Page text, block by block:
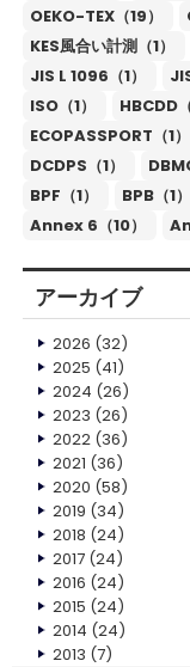
OEKO-TEX（19）
KES風合い計測（1）
JIS L 1096（1）
ISO（1）
HBCDD（
ECOPASSPORT（1）
DCDPS（1）
BPF（1）
BPB（1）
Annex 6（10）
アーカイブ
2026 (32)
2025 (41)
2024 (26)
2023 (26)
2022(36)
2021 (36)
2020 (58)
2019 (34)
2018 (24)
2017(24)
2016 (24)
2015 (24)
2014 (24)
2013 (7)